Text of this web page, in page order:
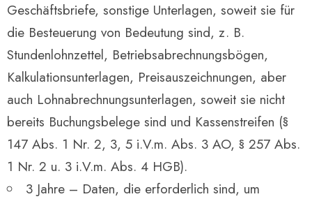
Geschäftsbriefe, sonstige Unterlagen, soweit sie für
die Besteuerung von Bedeutung sind, z. B.
Stundenlohnzettel, Betriebsabrechnungsbögen,
Kalkulationsunterlagen, Preisauszeichnungen, aber
auch Lohnabrechnungsunterlagen, soweit sie nicht
bereits Buchungsbelege sind und Kassenstreifen (§
147 Abs. 1 Nr. 2, 3, 5 i.V.m. Abs. 3 AO, § 257 Abs.
1 Nr. 2 u. 3 i.V.m. Abs. 4 HGB).
3 Jahre – Daten, die erforderlich sind, um